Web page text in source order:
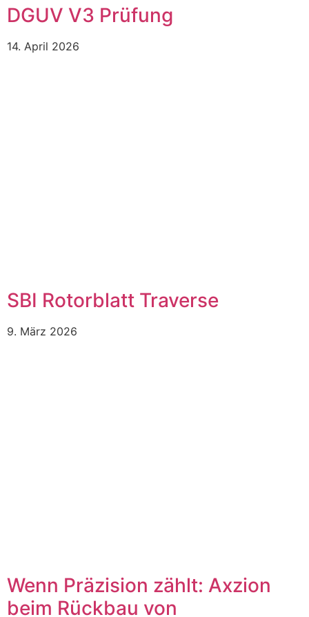
DGUV V3 Prüfung
14. April 2026
SBI Rotorblatt Traverse
9. März 2026
Wenn Präzision zählt: Axzion
beim Rückbau von